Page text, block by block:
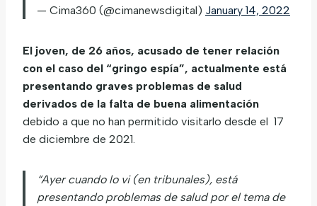
— Cima360 (@cimanewsdigital) January 14, 2022
El joven, de 26 años, acusado de tener relación
con el caso del “gringo espía”, actualmente está
presentando graves problemas de salud
derivados de la falta de buena alimentación
debido a que no han permitido visitarlo desde el 17
de diciembre de 2021.
“Ayer cuando lo vi (en tribunales), está
presentando problemas de salud por el tema de